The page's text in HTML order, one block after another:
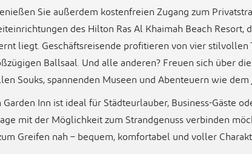
Sie außerdem kostenfreien Zugang zum
des Hilton Ras Al Khaimah Beach Resort,
liegt. Geschäftsreisende profitieren von vier stilvollen
Ballsaal. Und alle anderen? Freuen sich über
Souks, spannenden Museen und Abenteuern wie dem
Inn ist ideal für Städteurlauber, Business-Gäste
mit der Möglichkeit zum Strandgenuss verbinden
Greifen nah – bequem, komfortabel und voller